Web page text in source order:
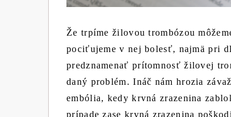
Že trpíme žilovou trombózou
pociťujeme v nej bolesť, najmä pri
predznamenať prítomnosť žilovej
daný problém. Ináč nám hrozia
embólia, kedy krvná zrazenina
prípade zase krvná zrazenina